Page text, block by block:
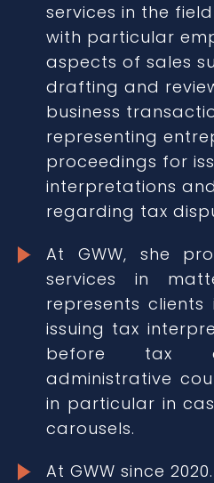
services in the
with particular
aspects of sales
drafting and
business
representing
proceedings for
interpretations
regarding tax
At GWW, she
services in
represents
issuing tax
before tax
administrative
in particular in
carousels.
At GWW since 2020.